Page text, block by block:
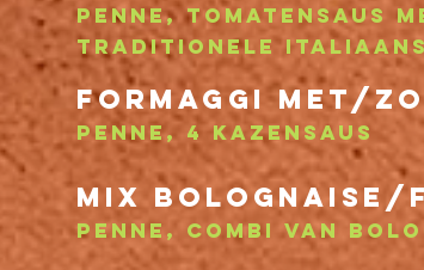
Penne, tomatensaus
traditionele
Formaggi met/
penne, 4 kazensaus
Mix bolognaise/
Penne, combi van